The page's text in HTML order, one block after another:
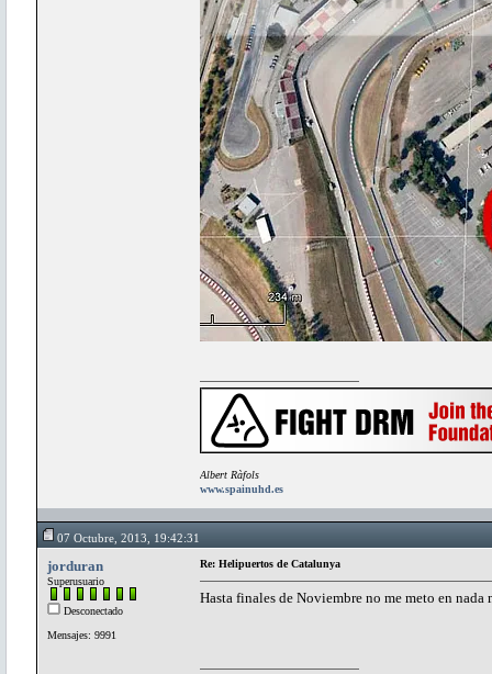
Albert Ràfols
www.spainuhd.es
07 Octubre, 2013, 19:42:31
jorduran
Superusuario
Desconectado
Mensajes: 9991
Re: Helipuertos de Catalunya
Hasta finales de Noviembre no me meto en